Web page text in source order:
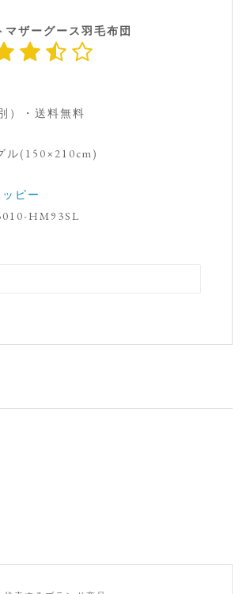
ザーグース羽毛布団
）・送料無料
ル(150×210cm)
ピー
HM93SL